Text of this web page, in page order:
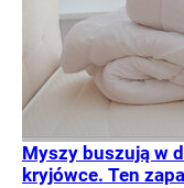
Myszy buszują w
kryjówce. Ten